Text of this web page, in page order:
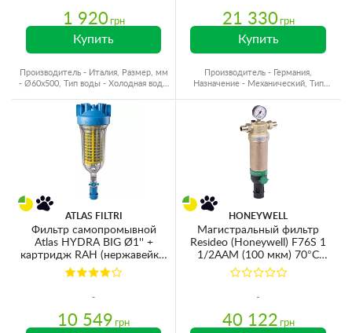
1 920 грн
Купить
Производитель - Италия, Размер, мм
- Ø60x500, Тип воды - Холодная вода,
21 330 грн
Купить
Производитель - Германия,
Назначение - Механический, Тип
ATLAS FILTRI
Фильтр самопромывной
Atlas HYDRA BIG Ø1'' +
картридж RAH (нержавейка)
90mcr
10 549 грн
HONEYWELL
Магистральный фильтр
Resideo (Honeywell) F76S 1
1/2AAM (100 мкм) 70°C
25bar
40 122 грн